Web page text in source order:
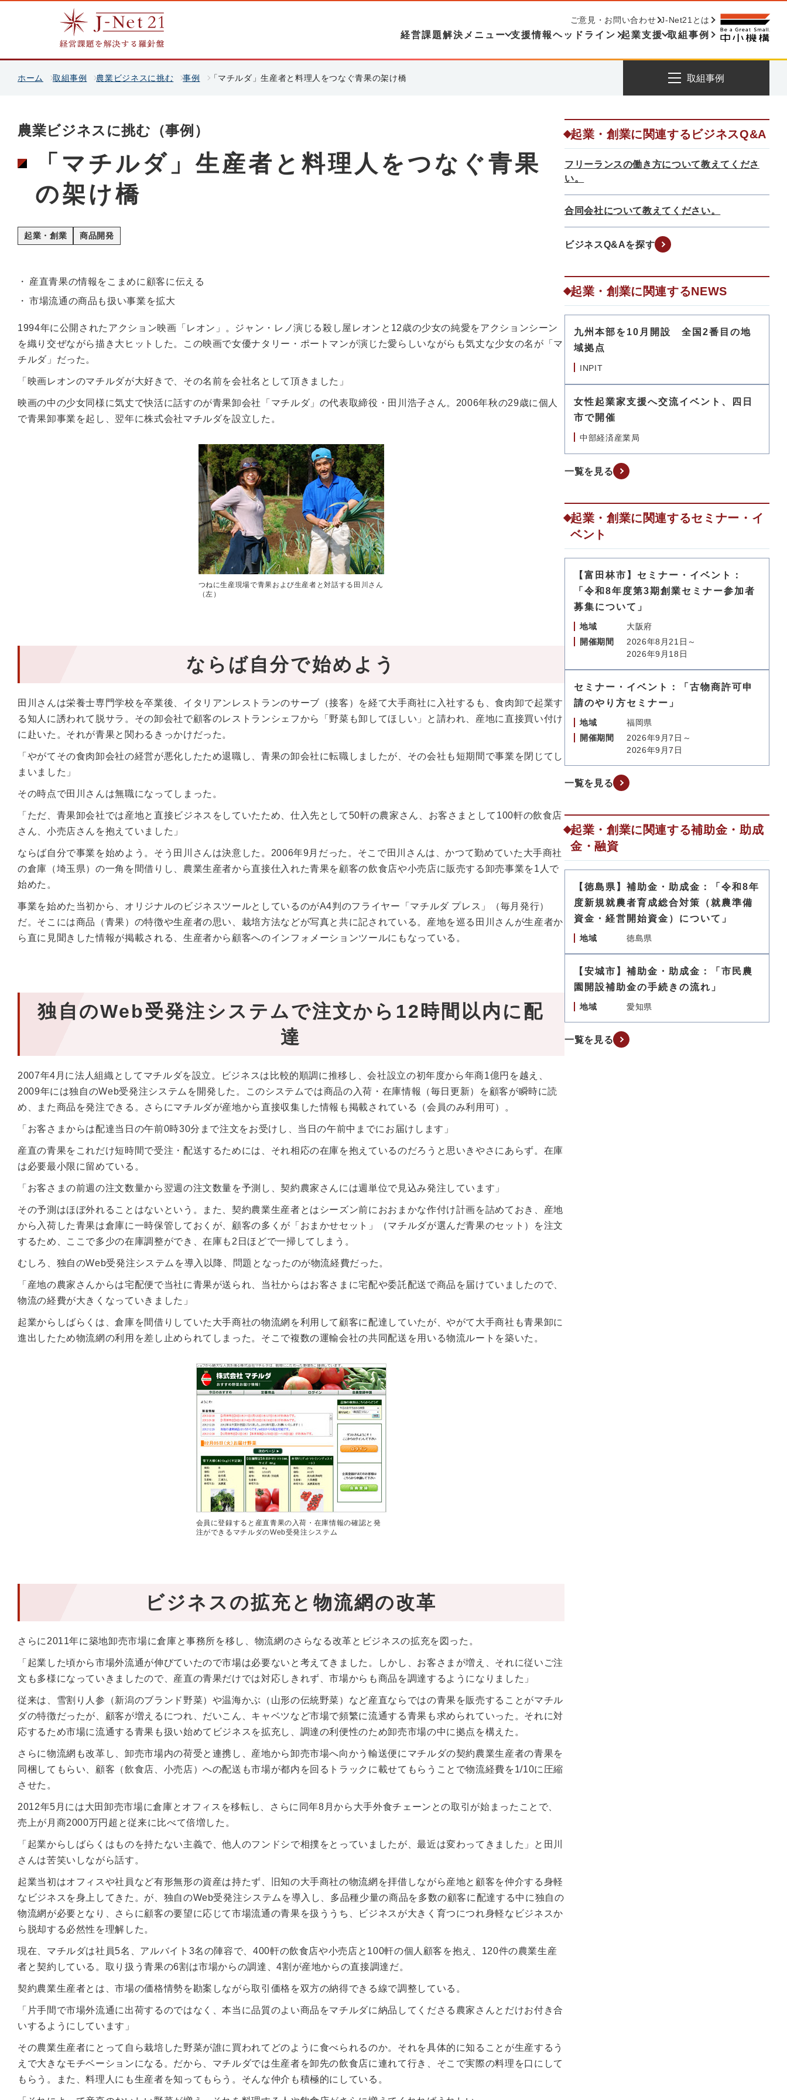
経営課題解決メニュー 支援情報ヘッドライン 起業支援 取組事例
ご意見・お問い合わせ J-Net21とは
ホーム 取組事例 農業ビジネスに挑む 事例 「マチルダ」生産者と料理人をつなぐ青果の架け橋 取組事例
農業ビジネスに挑む（事例）
「マチルダ」生産者と料理人をつなぐ青果
の架け橋
起業・創業 商品開発
産直青果の情報をこまめに顧客に伝える
市場流通の商品も扱い事業を拡大
1994年に公開されたアクション映画「レオン」。ジャン・レノ演じる殺し屋レオンと12歳の少女の純愛をアクションシーン
を織り交ぜながら描き大ヒットした。この映画で女優ナタリー・ポートマンが演じた愛らしいながらも気丈な少女の名が「マ
チルダ」だった。
「映画レオンのマチルダが大好きで、その名前を会社名として頂きました」
映画の中の少女同様に気丈で快活に話すのが青果卸会社「マチルダ」の代表取締役・田川浩子さん。2006年秋の29歳に個人
で青果卸事業を起し、翌年に株式会社マチルダを設立した。
つねに生産現場で青果および生産者と対話する田川さん
（左）
ならば自分で始めよう
田川さんは栄養士専門学校を卒業後、イタリアンレストランのサーブ（接客）を経て大手商社に入社するも、食肉卸で起業す
る知人に誘われて脱サラ。その卸会社で顧客のレストランシェフから「野菜も卸してほしい」と請われ、産地に直接買い付け
に赴いた。それが青果と関わるきっかけだった。
「やがてその食肉卸会社の経営が悪化したため退職し、青果の卸会社に転職しましたが、その会社も短期間で事業を閉じてし
まいました」
その時点で田川さんは無職になってしまった。
「ただ、青果卸会社では産地と直接ビジネスをしていたため、仕入先として50軒の農家さん、お客さまとして100軒の飲食店
さん、小売店さんを抱えていました」
ならば自分で事業を始めよう。そう田川さんは決意した。2006年9月だった。そこで田川さんは、かつて勤めていた大手商社
の倉庫（埼玉県）の一角を間借りし、農業生産者から直接仕入れた青果を顧客の飲食店や小売店に販売する卸売事業を1人で
始めた。
事業を始めた当初から、オリジナルのビジネスツールとしているのがA4判のフライヤー「マチルダ プレス」（毎月発行）
だ。そこには商品（青果）の特徴や生産者の思い、栽培方法などが写真と共に記されている。産地を巡る田川さんが生産者か
ら直に見聞きした情報が掲載される、生産者から顧客へのインフォメーションツールにもなっている。
独自のWeb受発注システムで注文から12時間以内に配
達
2007年4月に法人組織としてマチルダを設立。ビジネスは比較的順調に推移し、会社設立の初年度から年商1億円を越え、
2009年には独自のWeb受発注システムを開発した。このシステムでは商品の入荷・在庫情報（毎日更新）を顧客が瞬時に読
め、また商品を発注できる。さらにマチルダが産地から直接収集した情報も掲載されている（会員のみ利用可）。
「お客さまからは配達当日の午前0時30分まで注文をお受けし、当日の午前中までにお届けします」
産直の青果をこれだけ短時間で受注・配送するためには、それ相応の在庫を抱えているのだろうと思いきやさにあらず。在庫
は必要最小限に留めている。
「お客さまの前週の注文数量から翌週の注文数量を予測し、契約農家さんには週単位で見込み発注しています」
その予測はほぼ外れることはないという。また、契約農業生産者とはシーズン前におおまかな作付け計画を詰めておき、産地
から入荷した青果は倉庫に一時保管しておくが、顧客の多くが「おまかせセット」（マチルダが選んだ青果のセット）を注文
するため、ここで多少の在庫調整ができ、在庫も2日ほどで一掃してしまう。
むしろ、独自のWeb受発注システムを導入以降、問題となったのが物流経費だった。
「産地の農家さんからは宅配便で当社に青果が送られ、当社からはお客さまに宅配や委託配送で商品を届けていましたので、
物流の経費が大きくなっていきました」
起業からしばらくは、倉庫を間借りしていた大手商社の物流網を利用して顧客に配達していたが、やがて大手商社も青果卸に
進出したため物流網の利用を差し止められてしまった。そこで複数の運輸会社の共同配送を用いる物流ルートを築いた。
会員に登録すると産直青果の入荷・在庫情報の確認と発
注ができるマチルダのWeb受発注システム
ビジネスの拡充と物流網の改革
さらに2011年に築地卸売市場に倉庫と事務所を移し、物流網のさらなる改革とビジネスの拡充を図った。
「起業した頃から市場外流通が伸びていたので市場は必要ないと考えてきました。しかし、お客さまが増え、それに従いご注
文も多様になっていきましたので、産直の青果だけでは対応しきれず、市場からも商品を調達するようになりました」
従来は、雪割り人参（新潟のブランド野菜）や温海かぶ（山形の伝統野菜）など産直ならではの青果を販売することがマチル
ダの特徴だったが、顧客が増えるにつれ、だいこん、キャベツなど市場で頻繁に流通する青果も求められていった。それに対
応するため市場に流通する青果も扱い始めてビジネスを拡充し、調達の利便性のため卸売市場の中に拠点を構えた。
さらに物流網も改革し、卸売市場内の荷受と連携し、産地から卸売市場へ向かう輸送便にマチルダの契約農業生産者の青果を
同梱してもらい、顧客（飲食店、小売店）への配送も市場が都内を回るトラックに載せてもらうことで物流経費を1/10に圧縮
させた。
2012年5月には大田卸売市場に倉庫とオフィスを移転し、さらに同年8月から大手外食チェーンとの取引が始まったことで、
売上が月商2000万円超と従来に比べて倍増した。
「起業からしばらくはものを持たない主義で、他人のフンドシで相撲をとっていましたが、最近は変わってきました」と田川
さんは苦笑いしながら話す。
起業当初はオフィスや社員など有形無形の資産は持たず、旧知の大手商社の物流網を拝借しながら産地と顧客を仲介する身軽
なビジネスを身上してきた。が、独自のWeb受発注システムを導入し、多品種少量の商品を多数の顧客に配達する中に独自の
物流網が必要となり、さらに顧客の要望に応じて市場流通の青果を扱ううち、ビジネスが大きく育つにつれ身軽なビジネスか
ら脱却する必然性を理解した。
現在、マチルダは社員5名、アルバイト3名の陣容で、400軒の飲食店や小売店と100軒の個人顧客を抱え、120件の農業生産
者と契約している。取り扱う青果の6割は市場からの調達、4割が産地からの直接調達だ。
契約農業生産者とは、市場の価格情勢を勘案しながら取引価格を双方の納得できる線で調整している。
「片手間で市場外流通に出荷するのではなく、本当に品質のよい商品をマチルダに納品してくださる農家さんとだけお付き合
いするようにしています」
その農業生産者にとって自ら栽培した野菜が誰に買われてどのように食べられるのか。それを具体的に知ることが生産するう
えで大きなモチベーションになる。だから、マチルダでは生産者を卸先の飲食店に連れて行き、そこで実際の料理を口にして
もらう。また、料理人にも生産者を知ってもらう。そんな仲介も積極的にしている。
起業・創業に関連するビジネスQ&A
フリーランスの働き方について教えてくださ
い。
合同会社について教えてください。
ビジネスQ&Aを探す
起業・創業に関連するNEWS
九州本部を10月開設 全国2番目の地
域拠点
INPIT
女性起業家支援へ交流イベント、四日
市で開催
中部経済産業局
一覧を見る
起業・創業に関連するセミナー・イ
ベント
【富田林市】セミナー・イベント：
「令和8年度第3期創業セミナー参加者
募集について」
地域
大阪府
開催期間
2026年8月21日～
2026年9月18日
セミナー・イベント：「古物商許可申
請のやり方セミナー」
地域
福岡県
開催期間
2026年9月7日～
2026年9月7日
一覧を見る
起業・創業に関連する補助金・助成
金・融資
【徳島県】補助金・助成金：「令和8年
度新規就農者育成総合対策（就農準備
資金・経営開始資金）について」
地域 徳島県
【安城市】補助金・助成金：「市民農
園開設補助金の手続きの流れ」
地域 愛知県
一覧を見る